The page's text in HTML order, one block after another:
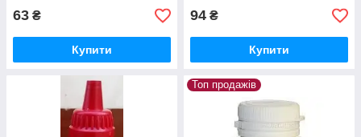
63 ₴
Купити
94 ₴
Купити
Топ продажів